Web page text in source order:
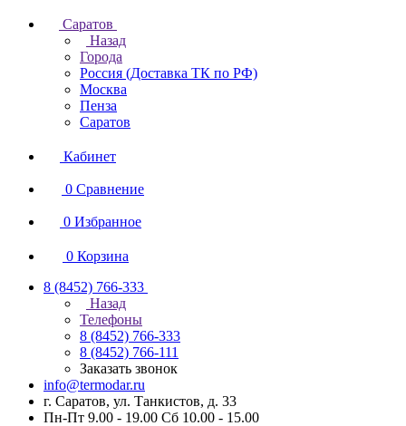
Саратов
Назад
Города
Россия (Доставка ТК по РФ)
Москва
Пенза
Саратов
Кабинет
0 Сравнение
0 Избранное
0 Корзина
8 (8452) 766-333
Назад
Телефоны
8 (8452) 766-333
8 (8452) 766-111
Заказать звонок
info@termodar.ru
г. Саратов, ул. Танкистов, д. 33
Пн-Пт 9.00 - 19.00 Сб 10.00 - 15.00